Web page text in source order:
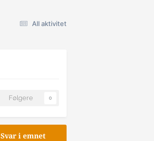
All aktivitet
Følgere 0
Svar i emnet